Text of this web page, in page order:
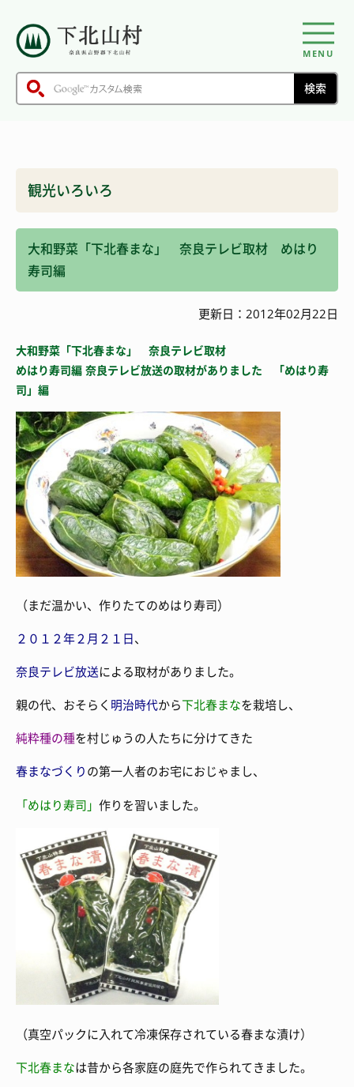
MENU
観光いろいろ
大和野菜「下北春まな」 奈良テレビ取材 めはり
寿司編
更新日：2012年02月22日
大和野菜「下北春まな」 奈良テレビ取材
めはり寿司編 奈良テレビ放送の取材がありました 「めはり寿
司」編
（まだ温かい、作りたてのめはり寿司）
２０１２年２月２１日、
奈良テレビ放送による取材がありました。
親の代、おそらく 明治時代から下北春まなを栽培し、
純粋種の種を村じゅうの人たちに分けてきた
春まなづくり の第一人者のお宅におじゃまし、
「めはり寿司」 作りを習いました。
（真空パックに入れて冷凍保存されている春まな漬け）
下北春まなは昔から各家庭の庭先で作られてきました。